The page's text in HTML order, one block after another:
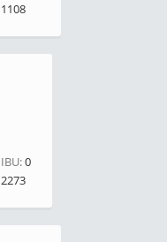
1108
IBU:0
2273